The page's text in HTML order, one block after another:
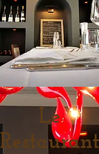
Le
Restaurant